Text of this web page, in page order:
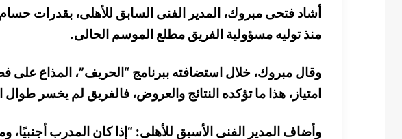
أشاد فتحى مبروك، المدير الفنى السابق للأهلى، بقدرات
منذ توليه مسؤولية الفريق مطلع الموسم الحالى.
امتياز، هذا ما تؤكده النتائج والعروض، فالفريق لم يخسر
سيف
الدين
….
مايسه
عطوه
كليوباترا
مصطفى كامل سيف الدين ….
مايسه عطوه كليوباترا القرن 21